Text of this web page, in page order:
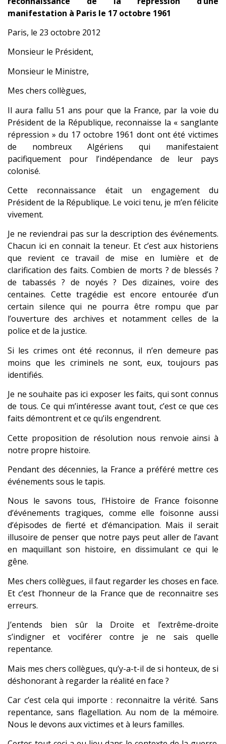
manifestation à Paris le 17 octobre 1961
Paris, le 23 octobre 2012
Monsieur le Président,
Monsieur le Ministre,
Mes chers collègues,
Il aura fallu 51 ans pour que la France, par la voie du
Président de la République, reconnaisse la « sanglante
répression » du 17 octobre 1961 dont ont été victimes
de nombreux Algériens qui manifestaient
pacifiquement pour l’indépendance de leur pays
colonisé.
Cette reconnaissance était un engagement du
Président de la République. Le voici tenu, je m’en félicite
vivement.
Je ne reviendrai pas sur la description des événements.
Chacun ici en connait la teneur. Et c’est aux historiens
que revient ce travail de mise en lumière et de
clarification des faits. Combien de morts ? de blessés ?
de tabassés ? de noyés ? Des dizaines, voire des
centaines. Cette tragédie est encore entourée d’un
certain silence qui ne pourra être rompu que par
l’ouverture des archives et notamment celles de la
police et de la justice.
Si les crimes ont été reconnus, il n’en demeure pas
moins que les criminels ne sont, eux, toujours pas
identifiés.
Je ne souhaite pas ici exposer les faits, qui sont connus
de tous. Ce qui m’intéresse avant tout, c’est ce que ces
faits démontrent et ce qu’ils engendrent.
Cette proposition de résolution nous renvoie ainsi à
notre propre histoire.
Pendant des décennies, la France a préféré mettre ces
événements sous le tapis.
Nous le savons tous, l’Histoire de France foisonne
d’événements tragiques, comme elle foisonne aussi
d’épisodes de fierté et d’émancipation. Mais il serait
illusoire de penser que notre pays peut aller de l’avant
en maquillant son histoire, en dissimulant ce qui le
gêne.
Mes chers collègues, il faut regarder les choses en face.
Et c’est l’honneur de la France que de reconnaitre ses
erreurs.
J’entends bien sûr la Droite et l’extrême-droite
s’indigner et vociférer contre je ne sais quelle
repentance.
Mais mes chers collègues, qu’y-a-t-il de si honteux, de si
déshonorant à regarder la réalité en face ?
Car c’est cela qui importe : reconnaitre la vérité. Sans
repentance, sans flagellation. Au nom de la mémoire.
Nous le devons aux victimes et à leurs familles.